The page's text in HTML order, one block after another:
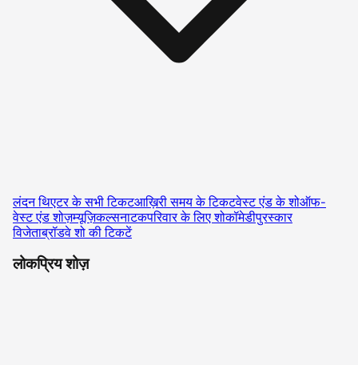
लंदन थिएटर के सभी टिकटआख़िरी समय के टिकटवेस्ट एंड के शोऑफ-
वेस्ट एंड शोज़म्यूज़िकल्सनाटकपरिवार के लिए शोकॉमेडीपुरस्कार
विजेताब्रॉडवे शो की टिकटें
लोकप्रिय शोज़